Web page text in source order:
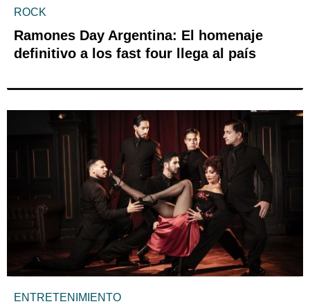
ROCK
Ramones Day Argentina: El homenaje
definitivo a los fast four llega al país
ENTRETENIMIENTO